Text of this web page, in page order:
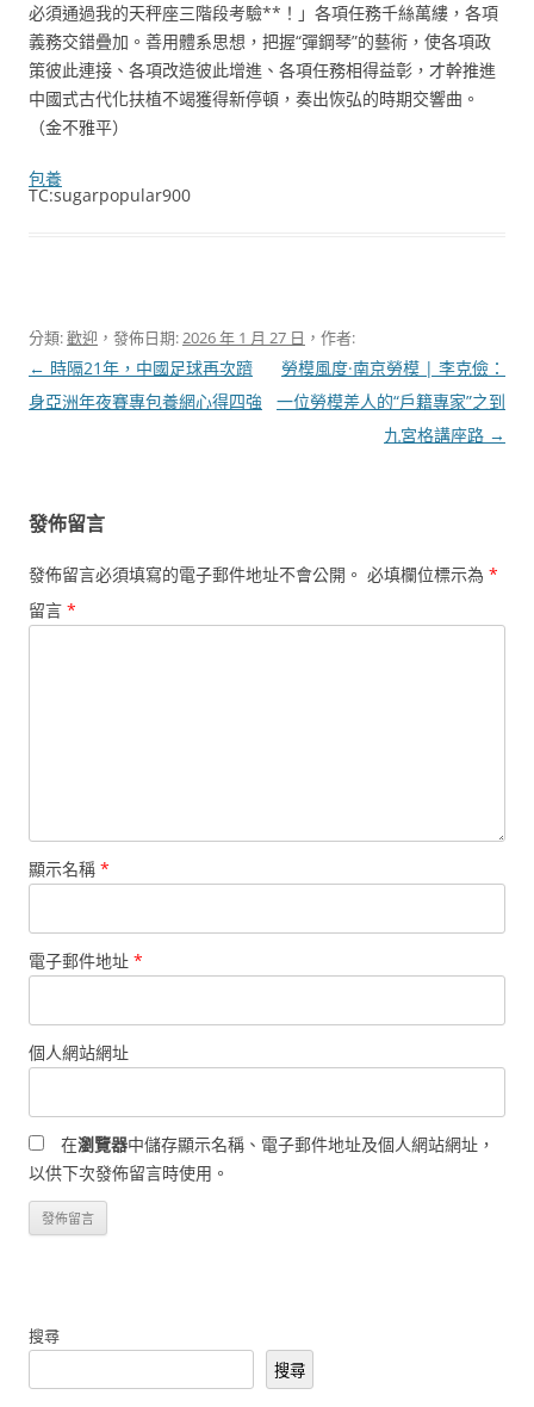
必須通過我的天秤座三階段考驗**！」各項任務千絲萬縷，各項
義務交錯疊加。善用體系思想，把握“彈鋼琴”的藝術，使各項政
策彼此連接、各項改造彼此增進、各項任務相得益彰，才幹推進
中國式古代化扶植不竭獲得新停頓，奏出恢弘的時期交響曲。
（金不雅平）
包養
TC:sugarpopular900
分類:歡迎 ，發佈日期:2026 年 1 月 27 日 ，作者:
文
章
← 時隔21年，中國足球再次躋
身亞洲年夜賽專包養網心得四強
勞模風度·南京勞模 | 李克儉：
一位勞模差人的“戶籍專家”之到
九宮格講座路 →
發佈留言
發佈留言必須填寫的電子郵件地址不會公開。 必填欄位標示為 *
留言 *
顯示名稱 *
電子郵件地址 *
個人網站網址
在瀏覽器中儲存顯示名稱、電子郵件地址及個人網站網址，
以供下次發佈留言時使用。
搜尋
搜尋